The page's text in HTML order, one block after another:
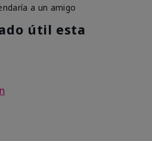
a un amigo
útil esta